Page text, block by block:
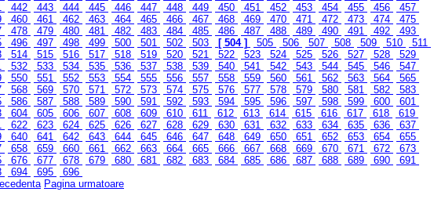
442 443 444 445 446 447 448 449 450 451 452 453 454 455 456
457
460 461 462 463 464 465 466 467 468 469 470 471 472 473 474
475
478 479 480 481 482 483 484 485 486 487 488 489 490 491 492
493
496 497 498 499 500 501 502 503 [ 504 ] 505 506 507 508 509 510
511
514 515 516 517 518 519 520 521 522 523 524 525 526 527 528
529
532 533 534 535 536 537 538 539 540 541 542 543 544 545 546
547
550 551 552 553 554 555 556 557 558 559 560 561 562 563 564
565
568 569 570 571 572 573 574 575 576 577 578 579 580 581 582
583
586 587 588 589 590 591 592 593 594 595 596 597 598 599 600
601
604 605 606 607 608 609 610 611 612 613 614 615 616 617 618
619
622 623 624 625 626 627 628 629 630 631 632 633 634 635 636
637
640 641 642 643 644 645 646 647 648 649 650 651 652 653 654
655
658 659 660 661 662 663 664 665 666 667 668 669 670 671 672
673
676 677 678 679 680 681 682 683 684 685 686 687 688 689 690
691
694 695
696
Pagina urmatoare